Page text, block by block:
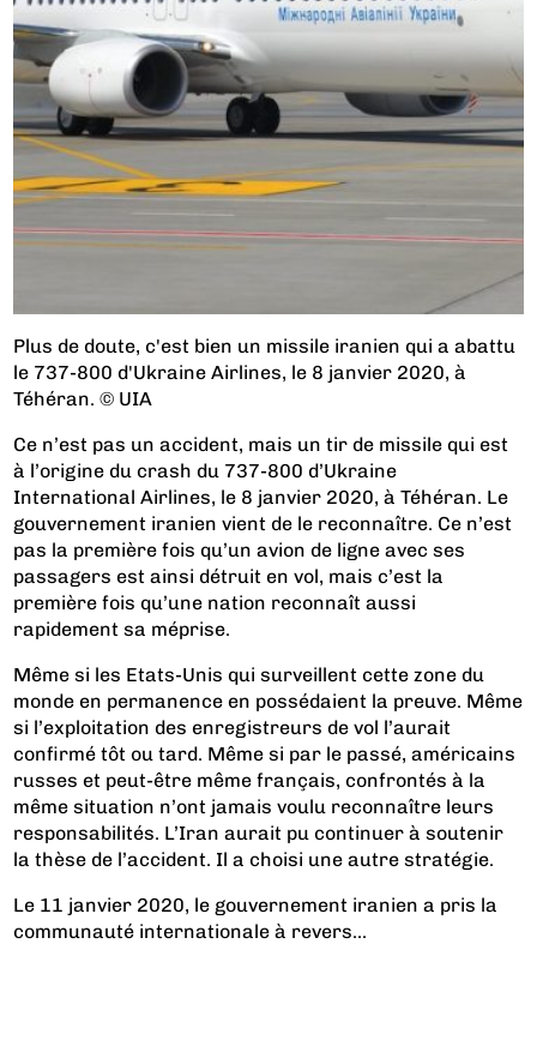
Plus de doute, c'est bien un missile iranien qui a abattu
le 737-800 d'Ukraine Airlines, le 8 janvier 2020, à
Téhéran. © UIA
Ce n’est pas un accident, mais un tir de missile qui est
à l’origine du crash du 737-800 d’Ukraine
International Airlines, le 8 janvier 2020, à Téhéran. Le
gouvernement iranien vient de le reconnaître. Ce n’est
pas la première fois qu’un avion de ligne avec ses
passagers est ainsi détruit en vol, mais c’est la
première fois qu’une nation reconnaît aussi
rapidement sa méprise.
Même si les Etats-Unis qui surveillent cette zone du
monde en permanence en possédaient la preuve. Même
si l’exploitation des enregistreurs de vol l’aurait
confirmé tôt ou tard. Même si par le passé, américains
russes et peut-être même français, confrontés à la
même situation n’ont jamais voulu reconnaître leurs
responsabilités. L’Iran aurait pu continuer à soutenir
la thèse de l’accident. Il a choisi une autre stratégie.
Le 11 janvier 2020, le gouvernement iranien a pris la
communauté internationale à revers...